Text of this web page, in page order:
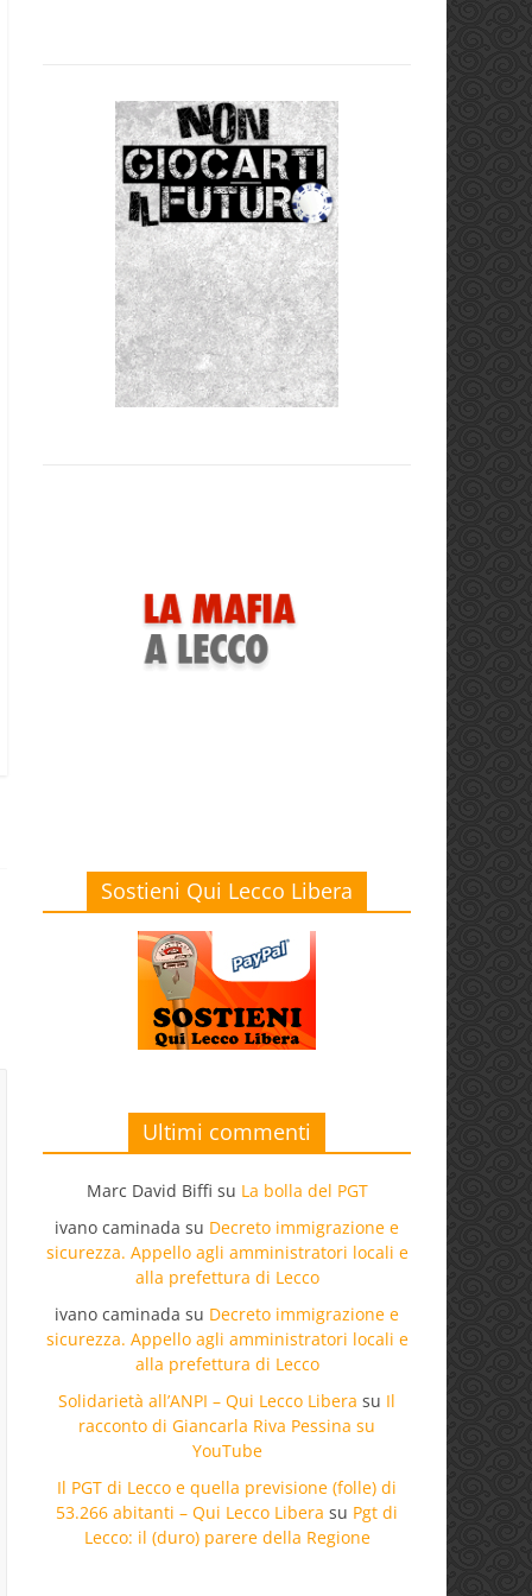
Sostieni Qui Lecco Libera
Ultimi commenti
Marc David Biffi su La bolla del PGT
ivano caminada su Decreto immigrazione e
sicurezza. Appello agli amministratori locali e
alla prefettura di Lecco
ivano caminada su Decreto immigrazione e
sicurezza. Appello agli amministratori locali e
alla prefettura di Lecco
Solidarietà all’ANPI – Qui Lecco Libera su Il
racconto di Giancarla Riva Pessina su
YouTube
Il PGT di Lecco e quella previsione (folle) di
53.266 abitanti – Qui Lecco Libera su Pgt di
Lecco: il (duro) parere della Regione